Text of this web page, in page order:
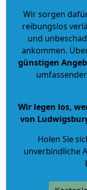
Wir sorgen
reibungslos
und
ankommen.
günstigen
Wir legen los,
von
Holen Sie
unverbindliche